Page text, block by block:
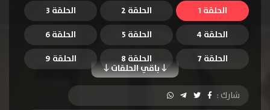
الحلقة 1 الحلقة 2
الحلقة 3
الحلقة 4
الحلقة 5 الحلقة 6
باقي الحلقات
الحلقة 7 الحلقة 8 الحلقة 9
شارك :